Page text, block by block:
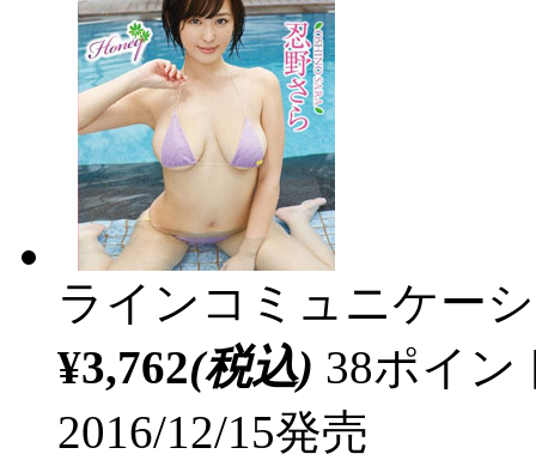
ラインコミュニケー
¥3,762(税込) 38ポイ
2016/12/15発売